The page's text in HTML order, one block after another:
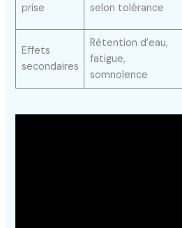
prise
selon tolérance
Effets
secondaires
Rétention d’eau,
fatigue,
somnolence